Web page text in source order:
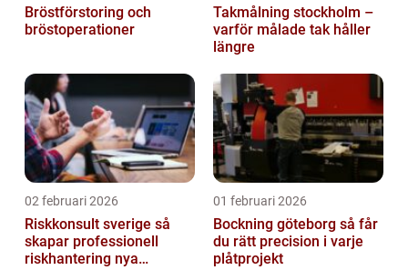
Bröstförstoring och
bröstoperationer
Takmålning stockholm –
varför målade tak håller
längre
02 februari 2026
Riskkonsult sverige så
skapar professionell
riskhantering nya
01 februari 2026
Bockning göteborg så får
du rätt precision i varje
plåtprojekt